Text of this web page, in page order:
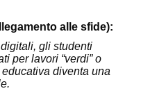
alle sfide):
gli studenti
per lavori “verdi” o
diventa una